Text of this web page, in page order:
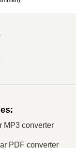
:
MP3 converter
PDF converter